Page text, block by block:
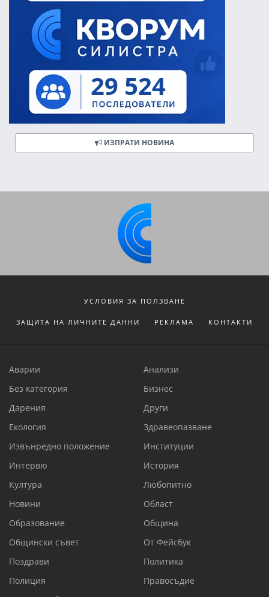
ИЗПРАТИ НОВИНА
УСЛОВИЯ ЗА ПОЛЗВАНЕ
ЗАЩИТА НА ЛИЧНИТЕ ДАННИ РЕКЛАМА КОНТАКТИ
Аварии
Анализи
Без категория
Бизнес
Дарения
Други
Екология
Здравеопазване
Извънредно положение
Институции
Интервю
История
Култура
Любопитно
Новини
Област
Образование
Община
Общински съвет
От Фейсбук
Поздрави
Политика
Полиция
Правосъдие